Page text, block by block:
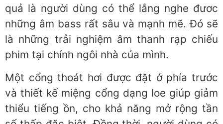
quả là người dùng có thể lắng nghe đươc
những âm bass rất sâu và mạnh mẽ. Đó sẽ
là những trải nghiệm âm thanh rạp chiếu
phim tại chính ngôi nhà của mình.
Một cổng thoát hơi được đặt ở phía trước
và thiết kế miệng cổng dạng loe giúp giảm
thiểu tiếng ồn, cho khả năng mở rộng tần